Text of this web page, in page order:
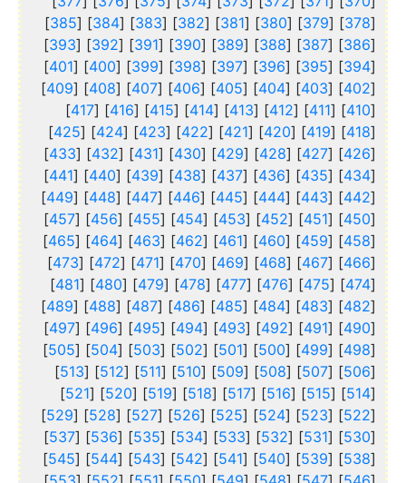
[
378
] [
379
] [
380
] [
381
] [
382
] [
383
] [
384
] [
385
]
[
386
] [
387
] [
388
] [
389
] [
390
] [
391
] [
392
] [
393
]
[
394
] [
395
] [
396
] [
397
] [
398
] [
399
] [
400
] [
401
]
[
402
] [
403
] [
404
] [
405
] [
406
] [
407
] [
408
] [
409
]
[
410
] [
411
] [
412
] [
413
] [
414
] [
415
] [
416
] [
417
]
[
418
] [
419
] [
420
] [
421
] [
422
] [
423
] [
424
] [
425
]
[
426
] [
427
] [
428
] [
429
] [
430
] [
431
] [
432
] [
433
]
[
434
] [
435
] [
436
] [
437
] [
438
] [
439
] [
440
] [
441
]
[
442
] [
443
] [
444
] [
445
] [
446
] [
447
] [
448
] [
449
]
[
450
] [
451
] [
452
] [
453
] [
454
] [
455
] [
456
] [
457
]
[
458
] [
459
] [
460
] [
461
] [
462
] [
463
] [
464
] [
465
]
[
466
] [
467
] [
468
] [
469
] [
470
] [
471
] [
472
] [
473
]
[
474
] [
475
] [
476
] [
477
] [
478
] [
479
] [
480
] [
481
]
[
482
] [
483
] [
484
] [
485
] [
486
] [
487
] [
488
] [
489
]
[
490
] [
491
] [
492
] [
493
] [
494
] [
495
] [
496
] [
497
]
[
498
] [
499
] [
500
] [
501
] [
502
] [
503
] [
504
] [
505
]
[
506
] [
507
] [
508
] [
509
] [
510
] [
511
] [
512
] [
513
]
[
514
] [
515
] [
516
] [
517
] [
518
] [
519
] [
520
] [
521
]
[
522
] [
523
] [
524
] [
525
] [
526
] [
527
] [
528
] [
529
]
[
530
] [
531
] [
532
] [
533
] [
534
] [
535
] [
536
] [
537
]
[
538
] [
539
] [
540
] [
541
] [
542
] [
543
] [
544
] [
545
]